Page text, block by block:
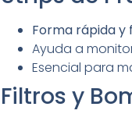
Forma rápida y
Ayuda a
Esencial para
Filtros y